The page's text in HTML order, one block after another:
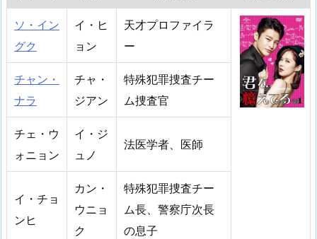
ソ・イン
グク
イ・ヒ
ョン
天才プロファイラ
ー
チャン・
ナラ
チャ・
ジアン
特殊犯罪捜査チー
ム捜査官
チェ・ウ
ォニョン
イ・ジ
ュノ
法医学者、医師
イ・チョ
ンヒ
カン・
ウニョ
ク
特殊犯罪捜査チー
ム長、警察庁次長
の息子